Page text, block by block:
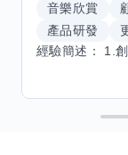
音樂欣賞
產品研發